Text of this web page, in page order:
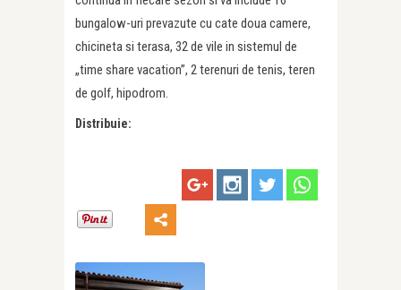
bungalow-uri prevazute cu cate doua camere,
chicineta si terasa, 32 de vile in sistemul de
„time share vacation”, 2 terenuri de tenis, teren
de golf, hipodrom.
Distribuie: